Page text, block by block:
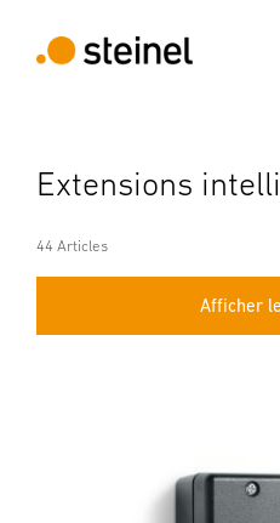
Recherche
Extensions
44 Articles
Afficher